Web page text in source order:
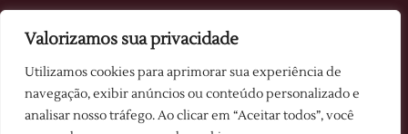
Valorizamos sua privacidade
Utilizamos cookies para aprimorar sua experiência de
navegação, exibir anúncios ou conteúdo personalizado e
analisar nosso tráfego. Ao clicar em “Aceitar todos”, você
ENDEREÇO
Rua Victor Juvêncio Mafra, 614
Camboriú · SC